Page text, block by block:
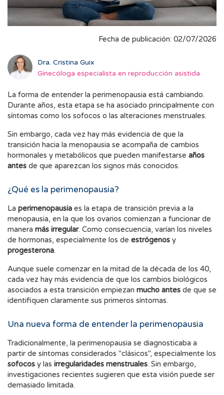
Fecha de publicación: 02/07/2026
Dra. Cristina Guix
Ginecóloga especialista en reproducción asistida
La forma de entender la perimenopausia está cambiando.
Durante años, esta etapa se ha asociado principalmente con
síntomas como los sofocos o las alteraciones menstruales.
Sin embargo, cada vez hay más evidencia de que la
transición hacia la menopausia se acompaña de cambios
hormonales y metabólicos que pueden manifestarse años
antes de que aparezcan los signos más conocidos.
¿Qué es la perimenopausia?
La perimenopausia es la etapa de transición previa a la
menopausia, en la que los ovarios comienzan a funcionar de
manera más irregular. Como consecuencia, varían los niveles
de hormonas, especialmente los de estrógenos y
progesterona.
Aunque suele comenzar en la mitad de la década de los 40,
cada vez hay más evidencia de que los cambios biológicos
asociados a esta transición empiezan mucho antes de que se
identifiquen claramente sus primeros síntomas.
Una nueva forma de entender la perimenopausia
Tradicionalmente, la perimenopausia se diagnosticaba a
partir de síntomas considerados "clásicos", especialmente los
sofocos y las irregularidades menstruales. Sin embargo,
investigaciones recientes sugieren que esta visión puede ser
demasiado limitada.